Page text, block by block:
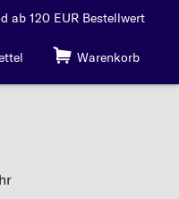
ab 120 EUR Bestellwert
Warenkorb